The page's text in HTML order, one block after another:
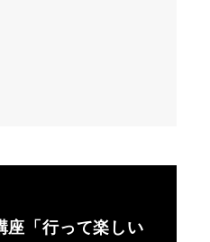
座「行って楽しい